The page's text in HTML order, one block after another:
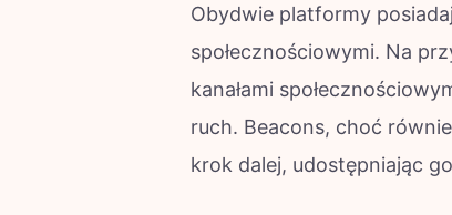
Obydwie platformy
społecznościowymi. Na
kanałami
ruch. Beacons, choć
krok dalej, udostępniając